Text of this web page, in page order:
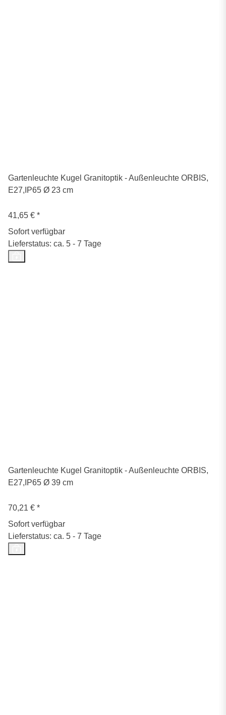
Gartenleuchte Kugel Granitoptik - Außenleuchte ORBIS,
E27,IP65 Ø 23 cm
41,65 € *
Sofort verfügbar
Lieferstatus: ca. 5 - 7 Tage
Gartenleuchte Kugel Granitoptik - Außenleuchte ORBIS,
E27,IP65 Ø 39 cm
70,21 € *
Sofort verfügbar
Lieferstatus: ca. 5 - 7 Tage